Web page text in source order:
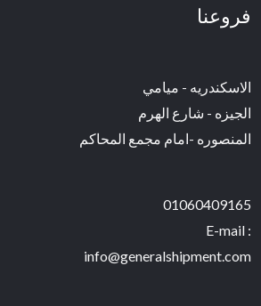
فروعنا
الاسكندريه - ميامي
الجيزه - شارع الهرم
المنصوره -امام مجمع المحاكم
01060409165
E-mail :
info@generalshipment.com